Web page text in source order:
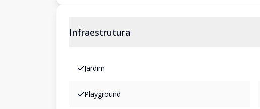
Infraestrutura
Jardim
Playground